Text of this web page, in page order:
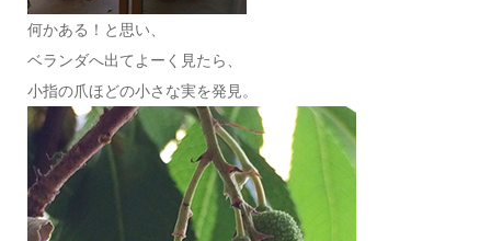
何かある！と思い、
ベランダへ出てよーく見たら、
小指の爪ほどの小さな実を発見。